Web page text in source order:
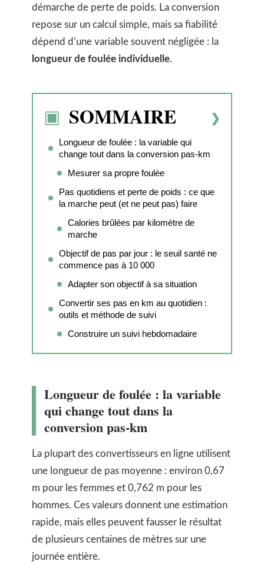
démarche de perte de poids. La conversion
repose sur un calcul simple, mais sa fiabilité
dépend d’une variable souvent négligée : la
longueur de foulée individuelle.
SOMMAIRE
Longueur de foulée : la variable qui
change tout dans la conversion pas-km
Mesurer sa propre foulée
Pas quotidiens et perte de poids : ce que
la marche peut (et ne peut pas) faire
Calories brûlées par kilomètre de
marche
Objectif de pas par jour : le seuil santé ne
commence pas à 10 000
Adapter son objectif à sa situation
Convertir ses pas en km au quotidien :
outils et méthode de suivi
Construire un suivi hebdomadaire
Longueur de foulée : la variable
qui change tout dans la
conversion pas-km
La plupart des convertisseurs en ligne utilisent
une longueur de pas moyenne : environ 0,67
m pour les femmes et 0,762 m pour les
hommes. Ces valeurs donnent une estimation
rapide, mais elles peuvent fausser le résultat
de plusieurs centaines de mètres sur une
journée entière.